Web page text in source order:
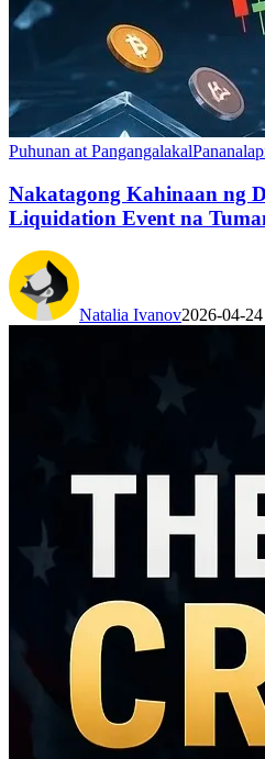
Puhunan at Pangangalakal
Nakatagong Kahinaan ng
Liquidation Event na
Natalia Ivanov2026-04-24